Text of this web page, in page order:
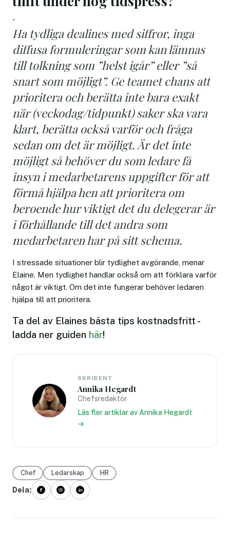
-
Ha tydliga dealines med siffror, inga
diffusa formuleringar som kan lämnas
till tolkning som ”helst igår” eller ”så
snart som möjligt”. Ge teamet chans att
prioritera och berätta inte bara exakt
när (veckodag/tidpunkt) saker ska vara
klart, berätta också varför och fråga
sedan om det är möjligt. Är det inte
möjligt så behöver du som ledare få
insyn i medarbetarens uppgifter för att
förmå hjälpa hen att prioritera om
beroende hur viktigt det du delegerar är
i förhållande till det andra som
medarbetaren har på sitt schema.
I stressade situationer blir tydlighet avgörande, menar
Elaine. Men tydlighet handlar också om att förklara varför
något är viktigt. Om det inte fungerar behöver ledaren
hjälpa till att prioritera.
Ta del av Elaines bästa tips kostnadsfritt -
ladda ner guiden här!
SKRIBENT
Annika Hegardt
Chefsredaktör
Läs fler artiklar av Annika Hegardt
→
Chef Ledarskap HR
Dela: